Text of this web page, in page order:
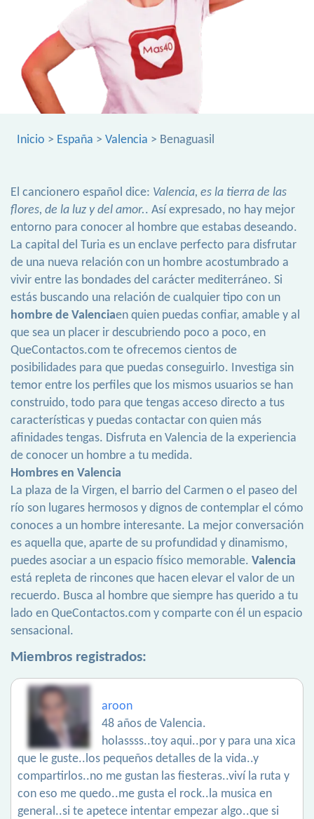
Inicio > España > Valencia > Benaguasil
El cancionero español dice: Valencia, es la tierra de las
flores, de la luz y del amor.. Así expresado, no hay mejor
entorno para conocer al hombre que estabas deseando.
La capital del Turia es un enclave perfecto para disfrutar
de una nueva relación con un hombre acostumbrado a
vivir entre las bondades del carácter mediterráneo. Si
estás buscando una relación de cualquier tipo con un
hombre de Valenciaen quien puedas confiar, amable y al
que sea un placer ir descubriendo poco a poco, en
QueContactos.com te ofrecemos cientos de
posibilidades para que puedas conseguirlo. Investiga sin
temor entre los perfiles que los mismos usuarios se han
construido, todo para que tengas acceso directo a tus
características y puedas contactar con quien más
afinidades tengas. Disfruta en Valencia de la experiencia
de conocer un hombre a tu medida.
Hombres en Valencia
La plaza de la Virgen, el barrio del Carmen o el paseo del
río son lugares hermosos y dignos de contemplar el cómo
conoces a un hombre interesante. La mejor conversación
es aquella que, aparte de su profundidad y dinamismo,
puedes asociar a un espacio físico memorable. Valencia
está repleta de rincones que hacen elevar el valor de un
recuerdo. Busca al hombre que siempre has querido a tu
lado en QueContactos.com y comparte con él un espacio
sensacional.
Miembros registrados:
aroon
48 años de Valencia.
holassss..toy aqui..por y para una xica
que le guste..los pequeños detalles de la vida..y
compartirlos..no me gustan las fiesteras..viví la ruta y
con eso me quedo..me gusta el rock..la musica en
general..si te apetece intentar empezar algo..que si